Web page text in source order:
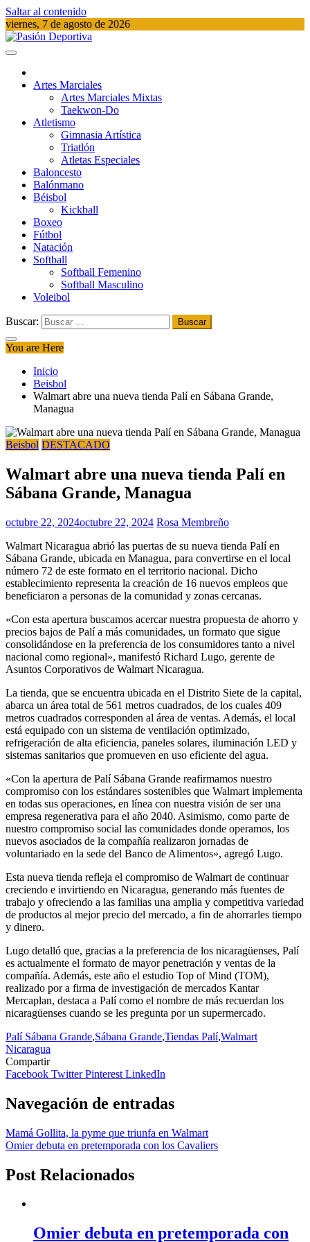
Saltar al contenido
viernes, 7 de agosto de 2026
Artes Marciales
Artes Marciales Mixtas
Taekwon-Do
Atletismo
Gimnasia Artística
Triatlón​
Atletas Especiales
Baloncesto
Balónmano
Béisbol
Kickball​
Boxeo
Fútbol
Natación​
Softball​
Softball​ Femenino
Softball​ Masculino
Voleibol​
Buscar:
You are Here
Inicio
Beisbol
Walmart abre una nueva tienda Palí en Sábana Grande,
Managua
Beisbol DESTACADO
Walmart abre una nueva tienda Palí en
Sábana Grande, Managua
octubre 22, 2024octubre 22, 2024 Rosa Membreño
Walmart Nicaragua abrió las puertas de su nueva tienda Palí en
Sábana Grande, ubicada en Managua, para convertirse en el local
número 72 de este formato en el territorio nacional. Dicho
establecimiento representa la creación de 16 nuevos empleos que
beneficiaron a personas de la comunidad y zonas cercanas.
«Con esta apertura buscamos acercar nuestra propuesta de ahorro y
precios bajos de Palí a más comunidades, un formato que sigue
consolidándose en la preferencia de los consumidores tanto a nivel
nacional como regional», manifestó Richard Lugo, gerente de
Asuntos Corporativos de Walmart Nicaragua.
La tienda, que se encuentra ubicada en el Distrito Siete de la capital,
abarca un área total de 561 metros cuadrados, de los cuales 409
metros cuadrados corresponden al área de ventas. Además, el local
está equipado con un sistema de ventilación optimizado,
refrigeración de alta eficiencia, paneles solares, iluminación LED y
sistemas sanitarios que promueven en uso eficiente del agua.
«Con la apertura de Palí Sábana Grande reafirmamos nuestro
compromiso con los estándares sostenibles que Walmart implementa
en todas sus operaciones, en línea con nuestra visión de ser una
empresa regenerativa para el año 2040. Asimismo, como parte de
nuestro compromiso social las comunidades donde operamos, los
nuevos asociados de la compañía realizaron jornadas de
voluntariado en la sede del Banco de Alimentos», agregó Lugo.
Esta nueva tienda refleja el compromiso de Walmart de continuar
creciendo e invirtiendo en Nicaragua, generando más fuentes de
trabajo y ofreciendo a las familias una amplia y competitiva variedad
de productos al mejor precio del mercado, a fin de ahorrarles tiempo
y dinero.
Lugo detalló que, gracias a la preferencia de los nicaragüenses, Palí
es actualmente el formato de mayor penetración y ventas de la
compañía. Además, este año el estudio Top of Mind (TOM),
realizado por a firma de investigación de mercados Kantar
Mercaplan, destaca a Palí como el nombre de más recuerdan los
nicaragüenses cuando se les pregunta por un supermercado.
Palí Sábana Grande,Sábana Grande,Tiendas Palí,Walmart
Nicaragua
Compartir
Facebook TwitterPinterest LinkedIn
Navegación de entradas
Mamá Gollita, la pyme que triunfa en Walmart
Omier debuta en pretemporada con los Cavaliers
Post Relacionados
Omier debuta en pretemporada con